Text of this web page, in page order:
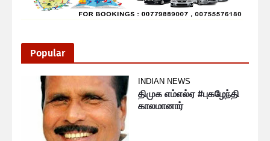
Popular
INDIAN NEWS
திமுக எம்எல்ஏ #புகழேந்தி
காலமானார்